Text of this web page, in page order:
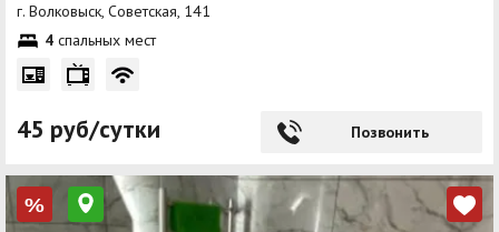
г. Волковыск, Советская, 141
4 спальных мест
45 руб/сутки Позвонить
%